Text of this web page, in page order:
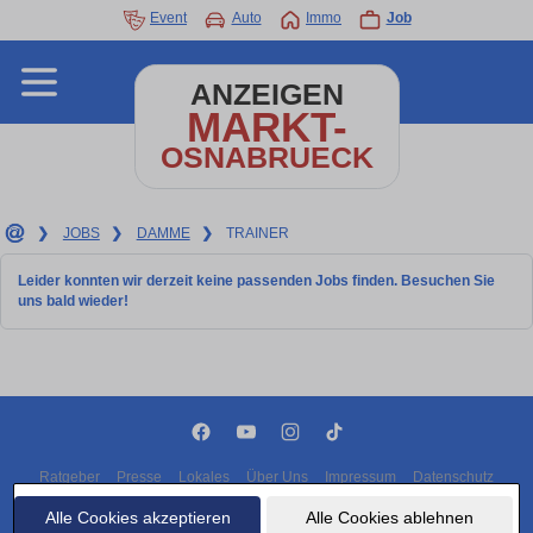
Alle Cookies akzeptieren Alle Cookies ablehnen
Event Auto Immo Job
ANZEIGEN
MARKT-
OSNABRUECK
❯ JOBS ❯ DAMME ❯ TRAINER
Leider konnten wir derzeit keine passenden Jobs finden. Besuchen Sie
uns bald wieder!
Ratgeber Presse Lokales Über Uns Impressum Datenschutz